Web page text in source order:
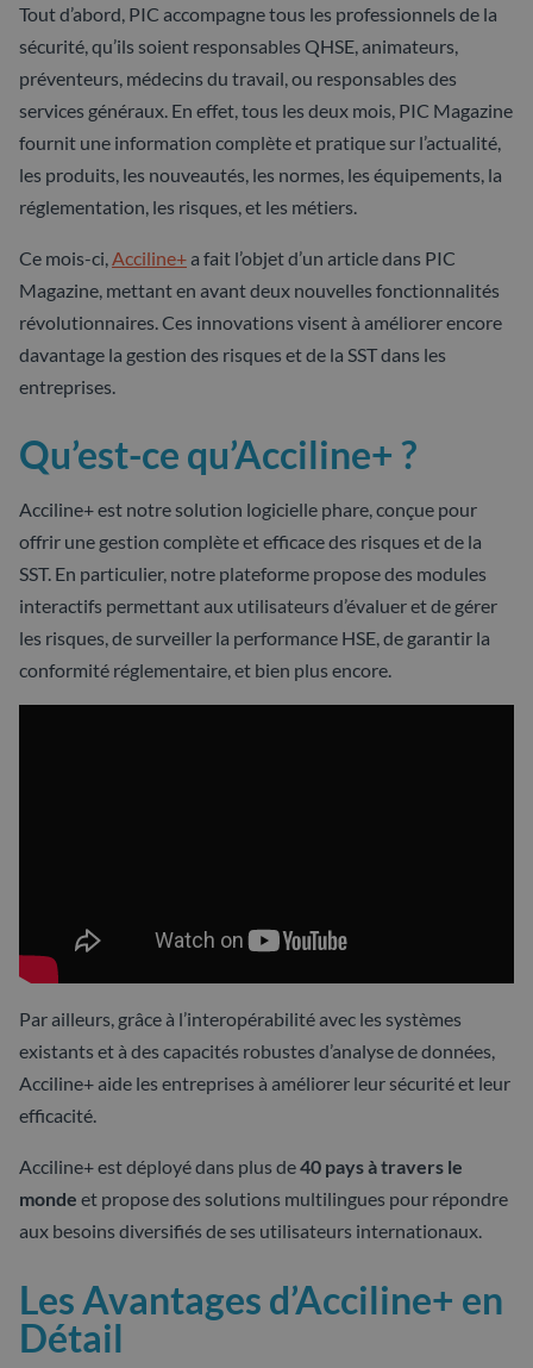
Tout d’abord, PIC accompagne tous les professionnels de la
sécurité, qu’ils soient responsables QHSE, animateurs,
préventeurs, médecins du travail, ou responsables des
services généraux. En effet, tous les deux mois, PIC Magazine
fournit une information complète et pratique sur l’actualité,
les produits, les nouveautés, les normes, les équipements, la
réglementation, les risques, et les métiers.
Ce mois-ci, Acciline+a fait l’objet d’un article dans PIC
Magazine, mettant en avant deux nouvelles fonctionnalités
révolutionnaires. Ces innovations visent à améliorer encore
davantage la gestion des risques et de la SST dans les
entreprises.
Qu’est-ce qu’Acciline+ ?
Acciline+ est notre solution logicielle phare, conçue pour
offrir une gestion complète et efficace des risques et de la
SST. En particulier, notre plateforme propose des modules
interactifs permettant aux utilisateurs d’évaluer et de gérer
les risques, de surveiller la performance HSE, de garantir la
conformité réglementaire, et bien plus encore.
Par ailleurs, grâce à l’interopérabilité avec les systèmes
existants et à des capacités robustes d’analyse de données,
Acciline+ aide les entreprises à améliorer leur sécurité et leur
efficacité.
Acciline+ est déployé dans plus de40 pays à travers le
monde et propose des solutions multilingues pour répondre
aux besoins diversifiés de ses utilisateurs internationaux.
Les Avantages d’Acciline+ en
Détail